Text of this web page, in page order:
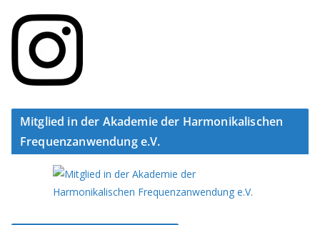
Mitglied in der Akademie der Harmonikalischen
Frequenzanwendung e.V.